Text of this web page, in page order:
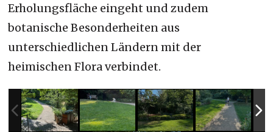
Erholungsfläche eingeht und zudem
botanische Besonderheiten aus
unterschiedlichen Ländern mit der
heimischen Flora verbindet.